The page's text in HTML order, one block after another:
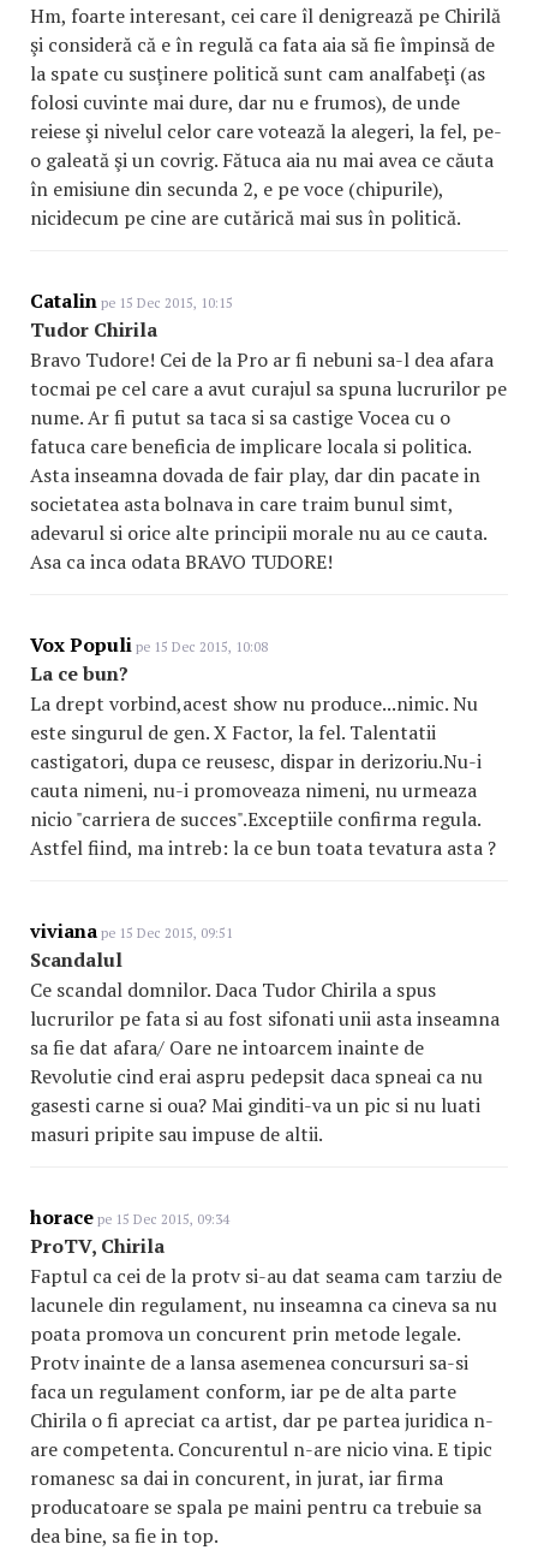
Hm, foarte interesant, cei care îl denigrează pe Chirilă
şi consideră că e în regulă ca fata aia să fie împinsă de
la spate cu susţinere politică sunt cam analfabeţi (as
folosi cuvinte mai dure, dar nu e frumos), de unde
reiese şi nivelul celor care votează la alegeri, la fel, pe-
o galeată şi un covrig. Fătuca aia nu mai avea ce căuta
în emisiune din secunda 2, e pe voce (chipurile),
nicidecum pe cine are cutărică mai sus în politică.
Catalin pe 15 Dec 2015, 10:15
Tudor Chirila
Bravo Tudore! Cei de la Pro ar fi nebuni sa-l dea afara
tocmai pe cel care a avut curajul sa spuna lucrurilor pe
nume. Ar fi putut sa taca si sa castige Vocea cu o
fatuca care beneficia de implicare locala si politica.
Asta inseamna dovada de fair play, dar din pacate in
societatea asta bolnava in care traim bunul simt,
adevarul si orice alte principii morale nu au ce cauta.
Asa ca inca odata BRAVO TUDORE!
Vox Populi pe 15 Dec 2015, 10:08
La ce bun?
La drept vorbind,acest show nu produce...nimic. Nu
este singurul de gen. X Factor, la fel. Talentatii
castigatori, dupa ce reusesc, dispar in derizoriu.Nu-i
cauta nimeni, nu-i promoveaza nimeni, nu urmeaza
nicio "carriera de succes".Exceptiile confirma regula.
Astfel fiind, ma intreb: la ce bun toata tevatura asta ?
viviana pe 15 Dec 2015, 09:51
Scandalul
Ce scandal domnilor. Daca Tudor Chirila a spus
lucrurilor pe fata si au fost sifonati unii asta inseamna
sa fie dat afara/ Oare ne intoarcem inainte de
Revolutie cind erai aspru pedepsit daca spneai ca nu
gasesti carne si oua? Mai ginditi-va un pic si nu luati
masuri pripite sau impuse de altii.
horace pe 15 Dec 2015, 09:34
ProTV, Chirila
Faptul ca cei de la protv si-au dat seama cam tarziu de
lacunele din regulament, nu inseamna ca cineva sa nu
poata promova un concurent prin metode legale.
Protv inainte de a lansa asemenea concursuri sa-si
faca un regulament conform, iar pe de alta parte
Chirila o fi apreciat ca artist, dar pe partea juridica n-
are competenta. Concurentul n-are nicio vina. E tipic
romanesc sa dai in concurent, in jurat, iar firma
producatoare se spala pe maini pentru ca trebuie sa
dea bine, sa fie in top.